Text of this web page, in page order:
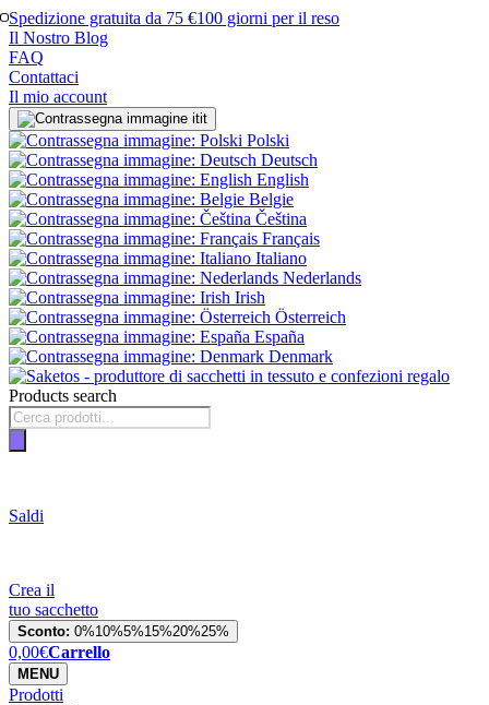
Spedizione gratuita da 75 €100 giorni per il reso
Il Nostro Blog
FAQ
Contattaci
Il mio account
it
Polski
Deutsch
English
Belgie
Čeština
Français
Italiano
Nederlands
Irish
Österreich
España
Denmark
Products search
Saldi
Crea il
tuo sacchetto
Sconto: 0%10%5%15%20%25%
0,00€Carrello
MENU
Prodotti